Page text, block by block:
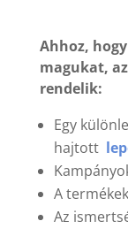
Ahhoz,
magukat,
rendelik:
Egy
hajtott
A
Az